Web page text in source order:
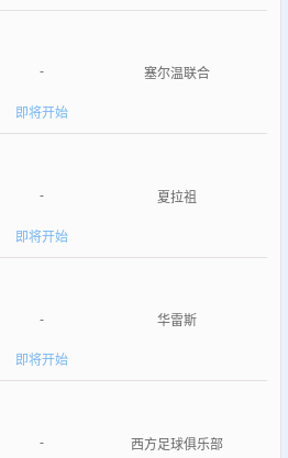
- 塞尔温联合
即将开始
- 夏拉祖
即将开始
- 华雷斯
即将开始
- 西方足球俱乐部